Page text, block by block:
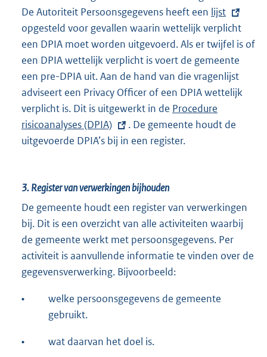
De Autoriteit Persoonsgegevens heeft een E
x
t
e
r
n
e
l
lijst
opgesteld voor gevallen waarin wettelijk verplicht
een DPIA moet worden uitgevoerd. Als er twijfel is of
een DPIA wettelijk verplicht is voert de gemeente
een pre-DPIA uit. Aan de hand van die vragenlijst
adviseert een Privacy Officer of een DPIA wettelijk
verplicht is. Dit is uitgewerkt in de E
x
t
e
l
i
n
k
Procedure
risicoanalyses (DPIA)
. De gemeente houdt de
uitgevoerde DPIA’s bij in een register.
3.Register van verwerkingen bijhouden
De gemeente houdt een register van verwerkingen
bij. Dit is een overzicht van alle activiteiten waarbij
de gemeente werkt met persoonsgegevens. Per
activiteit is aanvullende informatie te vinden over de
gegevensverwerking. Bijvoorbeeld:
•
welke persoonsgegevens de gemeente
gebruikt.
• wat daarvan het doel is.